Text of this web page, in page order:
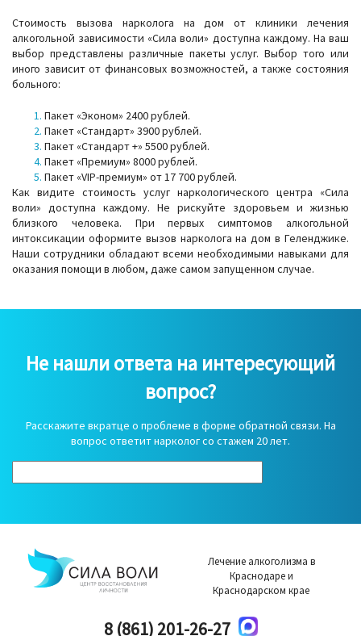
Стоимость вызова нарколога на дом от клиники лечения
алкогольной зависимости «Сила воли» доступна каждому. На ваш
выбор представлены различные пакеты услуг. Выбор того или
иного зависит от финансовых возможностей, а также состояния
больного:
Пакет «Эконом» 2400 рублей.
Пакет «Стандарт» 3900 рублей.
Пакет «Стандарт +» 5500 рублей.
Пакет «Премиум» 8000 рублей.
Пакет «VIP-премиум» от 17 700 рублей.
Как видите стоимость услуг наркологического центра «Сила
воли» доступна каждому. Не рискуйте здоровьем и жизнью
близкого человека. При первых симптомов алкогольной
интоксикации оформите вызов нарколога на дом в Геленджике.
Наши сотрудники обладают всеми необходимыми навыками для
оказания помощи в любом, даже самом запущенном случае.
Не нашли ответа на интересующий
вопрос?
Расскажите вкратце о проблеме в форме обратной связи. На
вопрос ответит нарколог со стажем 20 лет.
Лечение алкоголизма в
Краснодаре и
Краснодарском крае
8 (861) 201-26-27